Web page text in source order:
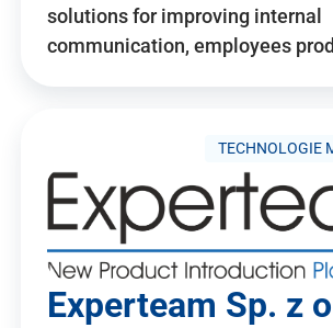
solutions for improving internal
communication, employees
TECHNOLOGIE
Experteam Sp. z